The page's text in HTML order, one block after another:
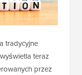
tradycyjne
teraz
przez